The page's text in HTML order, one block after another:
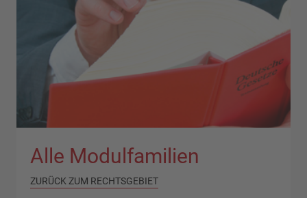
Alle Modulfamilien
ZURÜCK ZUM RECHTSGEBIET